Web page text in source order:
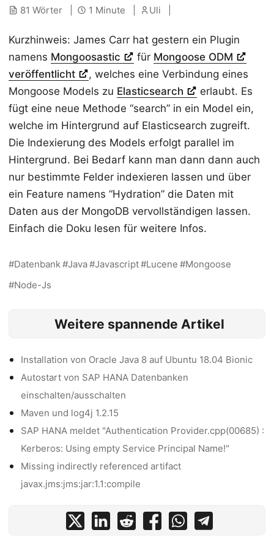
81 Wörter
1 Minute Uli
Kurzhinweis: James Carr hat gestern ein Plugin
namens Mongoosastic für Mongoose ODM
veröffentlicht
, welches eine Verbindung eines
Mongoose Models zu Elasticsearch
erlaubt. Es
fügt eine neue Methode “search” in ein Model ein,
welche im Hintergrund auf Elasticsearch zugreift.
Die Indexierung des Models erfolgt parallel im
Hintergrund. Bei Bedarf kann man dann dann auch
nur bestimmte Felder indexieren lassen und über
ein Feature namens “Hydration” die Daten mit
Daten aus der MongoDB vervollständigen lassen.
Einfach die Doku lesen für weitere Infos.
Datenbank Java Javascript Lucene
Mongoose
Node-Js
Weitere spannende Artikel
Installation von Oracle Java 8 auf Ubuntu 18.04 Bionic
Autostart von SAP HANA Datenbanken
einschalten/ausschalten
Maven und log4j 1.2.15
SAP HANA meldet "Authentication Provider.cpp(00685) :
Kerberos: Using empty Service Principal Name!"
Missing indirectly referenced artifact
javax.jms:jms:jar:1.1:compile